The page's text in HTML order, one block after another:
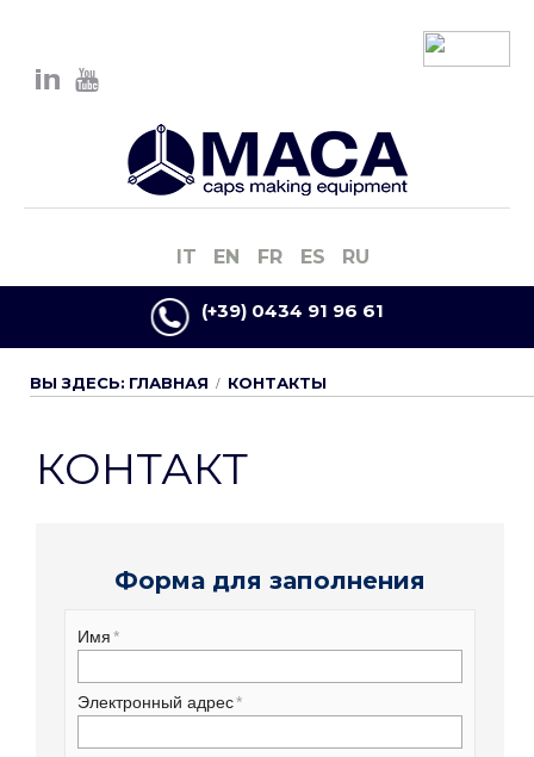
IT EN FR ES RU
(+39) 0434 91 96 61
ВЫ ЗДЕСЬ: ГЛАВНАЯ КОНТАКТЫ
КОНТАКТ
Форма для заполнения
Имя
Электронный адрес